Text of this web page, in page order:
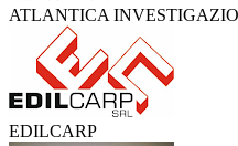
ATLANTICA
EDILCARP